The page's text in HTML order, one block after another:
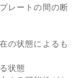
レートの間の断
の状態によるも
状態